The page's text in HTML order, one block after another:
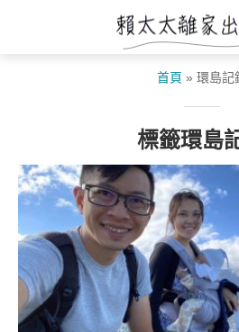
首頁 » 環島記
標籤環島